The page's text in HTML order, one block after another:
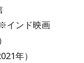
インド映画
年）